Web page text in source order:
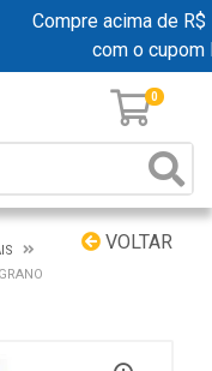
Compre acima de R$
com o cupom
0
VOLTAR